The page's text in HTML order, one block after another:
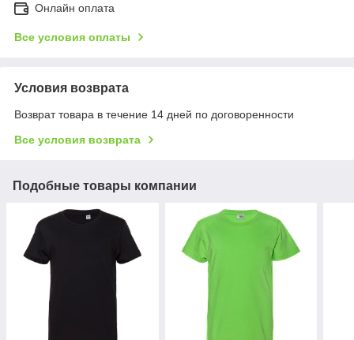
Онлайн оплата
Все условия оплаты
Условия возврата
Возврат товара в течение 14 дней по договоренности
Все условия возврата
Подобные товары компании